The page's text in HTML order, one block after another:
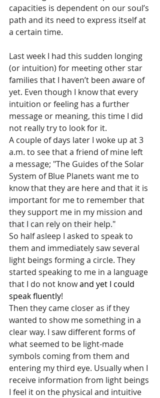
capacities is dependent on our soul’s
path and its need to express itself at
a certain time.
Last week I had this sudden longing
(or intuition) for meeting other star
families that I haven’t been aware of
yet. Even though I know that every
intuition or feeling has a further
message or meaning, this time I did
not really try to look for it.
A couple of days later I woke up at 3
a.m. to see that a friend of mine left
a message; "The Guides of the Solar
System of Blue Planets want me to
know that they are here and that it is
important for me to remember that
they support me in my mission and
that I can rely on their help."
So half asleep I asked to speak to
them and immediately saw several
light beings forming a circle. They
started speaking to me in a language
that I do not know and yet I could
speak fluently!
Then they came closer as if they
wanted to show me something in a
clear way. I saw different forms of
what seemed to be light-made
symbols coming from them and
entering my third eye. Usually when I
receive information from light beings
I feel it on the physical and intuitive